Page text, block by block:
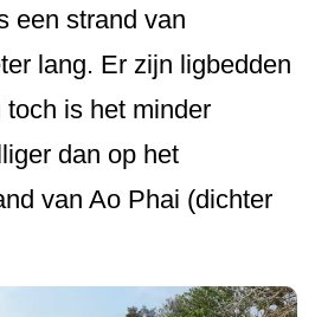
een strand van
lang. Er zijn ligbedden
is het minder
dan op het
van Ao Phai (dichter